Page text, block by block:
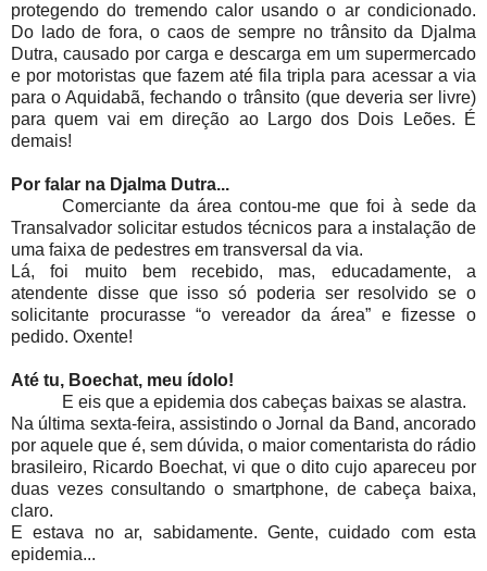
protegendo do tremendo calor usando o ar condicionado.
Do lado de fora, o caos de sempre no trânsito da Djalma
Dutra, causado por carga e descarga em um supermercado
e por motoristas que fazem até fila tripla para acessar a via
para o Aquidabã, fechando o trânsito (que deveria ser livre)
para quem vai em direção ao Largo dos Dois Leões. É
demais!
Por falar na Djalma Dutra...
Comerciante da área contou-me que foi à sede da
Transalvador solicitar estudos técnicos para a instalação de
uma faixa de pedestres em transversal da via.
Lá, foi muito bem recebido, mas, educadamente, a
atendente disse que isso só poderia ser resolvido se o
solicitante procurasse “o vereador da área” e fizesse o
pedido. Oxente!
Até tu, Boechat, meu ídolo!
E eis que a epidemia dos cabeças baixas se alastra.
Na última sexta-feira, assistindo o Jornal da Band, ancorado
por aquele que é, sem dúvida, o maior comentarista do rádio
brasileiro, Ricardo Boechat, vi que o dito cujo apareceu por
duas vezes consultando o smartphone, de cabeça baixa,
claro.
E estava no ar, sabidamente. Gente, cuidado com esta
epidemia...